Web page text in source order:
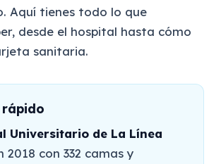
Aquí tienes todo lo que
desde el hospital hasta cómo
sanitaria.
rápido
Universitario de La Línea
2018 con 332 camas y